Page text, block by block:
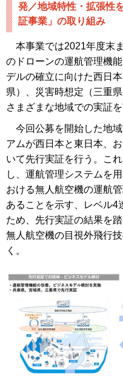
発／地域特性・拡張性
証事業」の取り組み
本事業では2021年度末
のドローンの運航管理機
デルの確立に向けた西日
県）、災害時想定（三重
さまざまな地域での実証を
今回公募を開始した地
アムが西日本と東日本、
いて先行実証を行う。こ
し、運航管理システムを
おける無人航空機の運航
あることを示す、レベル4
ため、先行実証の結果を
無人航空機の目視外飛行
く。